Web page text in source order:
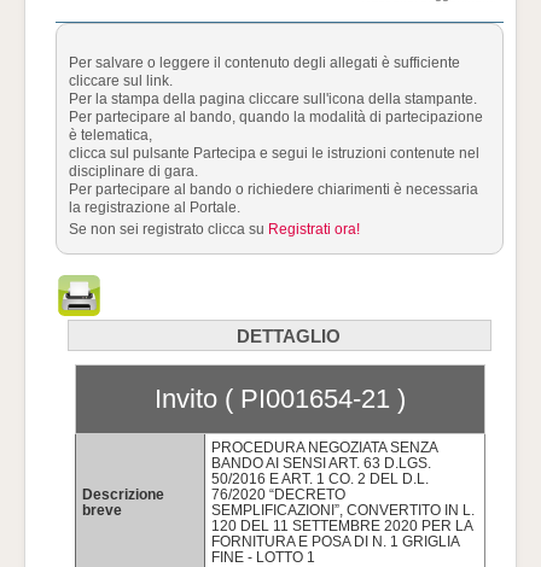
Per salvare o leggere il contenuto degli allegati è sufficiente
cliccare sul link.
Per la stampa della pagina cliccare sull'icona della stampante.
Per partecipare al bando, quando la modalità di partecipazione
è telematica,
clicca sul pulsante Partecipa e segui le istruzioni contenute nel
disciplinare di gara.
Per partecipare al bando o richiedere chiarimenti è necessaria
la registrazione al Portale.
Se non sei registrato clicca su Registrati ora!
DETTAGLIO
Invito ( PI001654-21 )
Descrizione
breve
PROCEDURA NEGOZIATA SENZA
BANDO AI SENSI ART. 63 D.LGS.
50/2016 E ART. 1 CO. 2 DEL D.L.
76/2020 “DECRETO
SEMPLIFICAZIONI”, CONVERTITO IN L.
120 DEL 11 SETTEMBRE 2020 PER LA
FORNITURA E POSA DI N. 1 GRIGLIA
FINE - LOTTO 1